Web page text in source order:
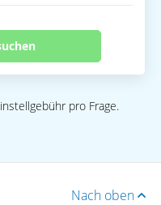
pro Frage.
Nach oben